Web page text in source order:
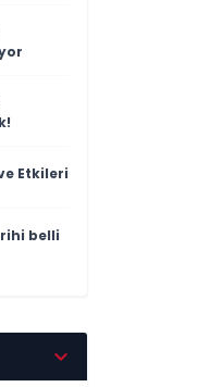
Etkileri
belli